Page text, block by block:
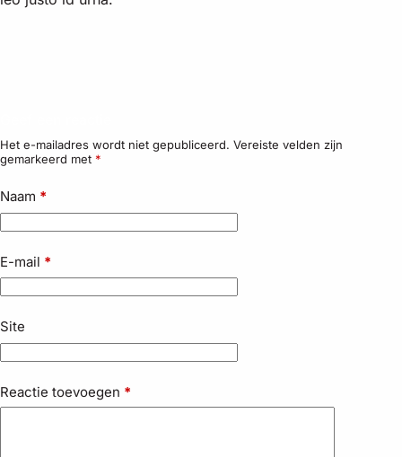
Het e-mailadres wordt niet gepubliceerd. Vereiste velden zijn
gemarkeerd met *
Naam *
E-mail *
Site
Reactie toevoegen *